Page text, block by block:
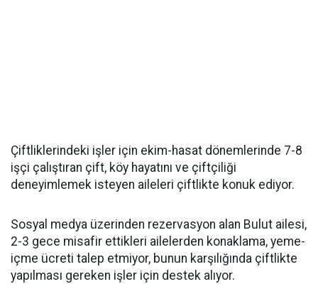
Çiftliklerindeki işler için ekim-hasat dönemlerinde 7-8
işçi çalıştıran çift, köy hayatını ve çiftçiliği
deneyimlemek isteyen aileleri çiftlikte konuk ediyor.
Sosyal medya üzerinden rezervasyon alan Bulut ailesi,
2-3 gece misafir ettikleri ailelerden konaklama, yeme-
içme ücreti talep etmiyor, bunun karşılığında çiftlikte
yapılması gereken işler için destek alıyor.